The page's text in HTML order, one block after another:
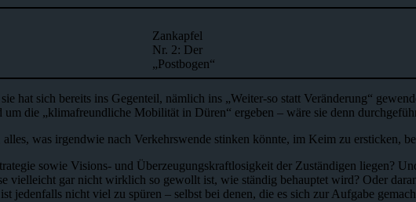
Zankapfel
Nr. 2: Der
„Postbogen“
hat sich bereits ins Gegenteil, nämlich ins „Weiter-so statt Veränderung“
die „klimafreundliche Mobilität in Düren“ ergeben – wäre sie denn
was irgendwie nach Verkehrswende stinken könnte, im Keim zu ersticken,
sowie Visions- und Überzeugungskraftlosigkeit der Zuständigen liegen?
vielleicht gar nicht wirklich so gewollt ist, wie ständig behauptet wird? Oder
jedenfalls nicht viel zu spüren – selbst bei denen, die es sich zur Aufgabe